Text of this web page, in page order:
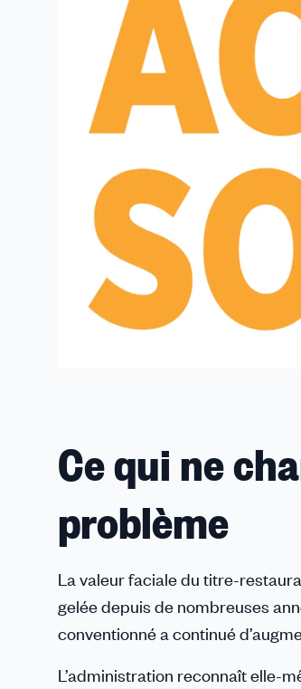
Ce qui ne
problème
La valeur faciale du titre-
gelée depuis de nombreuses
conventionné a continué
L’administration reconnaît elle-